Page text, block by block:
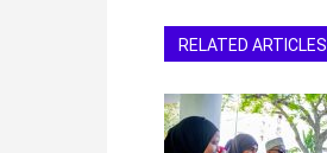
RELATED ARTICLES